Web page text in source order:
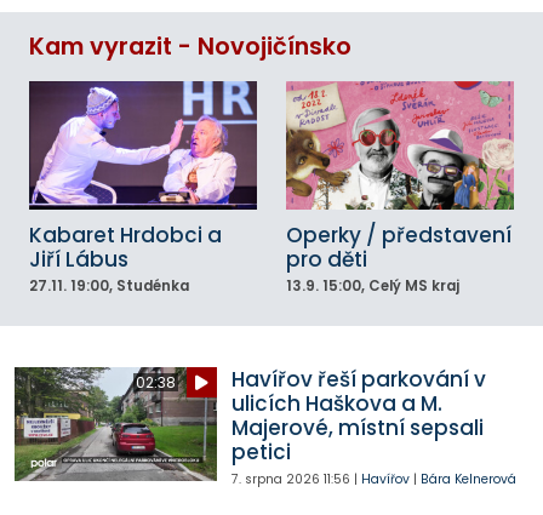
Kam vyrazit - Novojičínsko
Kabaret Hrdobci a
Jiří Lábus
27.11. 19:00, Studénka
Operky / představení
pro děti
13.9. 15:00, Celý MS kraj
02:38
Havířov řeší parkování v
ulicích Haškova a M.
Majerové, místní sepsali
petici
7. srpna 2026 11:56 | Havířov| Bára Kelnerová